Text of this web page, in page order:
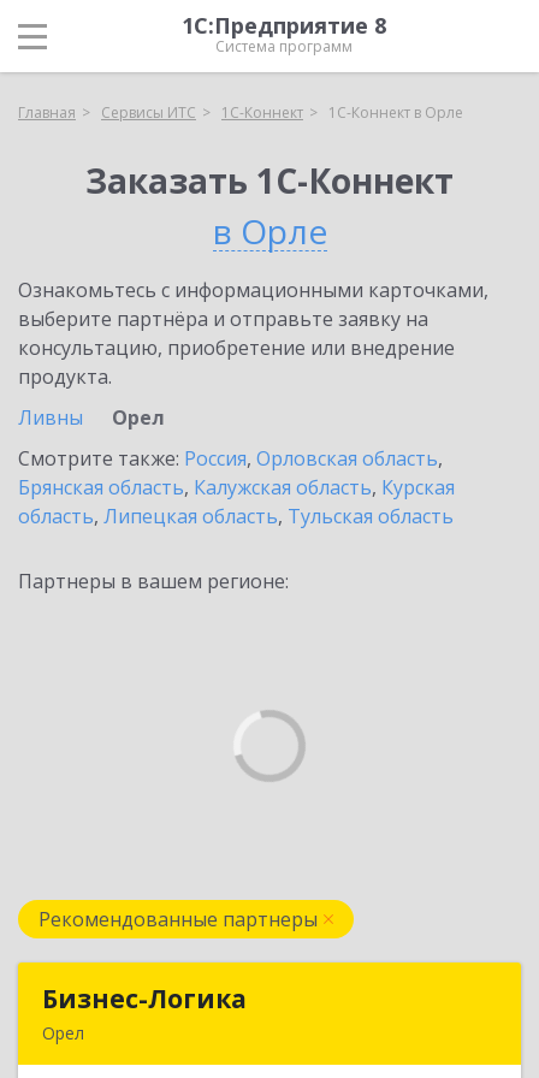
1С:Предприятие 8
Система программ
Главная Сервисы ИТС 1С-Коннект 1С-Коннект в Орле
Заказать 1С-Коннект
в Орле
Ознакомьтесь с информационными карточками,
выберите партнёра и отправьте заявку на
консультацию, приобретение или внедрение
продукта.
Ливны
Орел
Смотрите также: Россия, Орловская область,
Брянская область, Калужская область, Курская
область, Липецкая область, Тульская область
Партнеры в вашем регионе:
Рекомендованные партнеры
Бизнес-Логика
Орел